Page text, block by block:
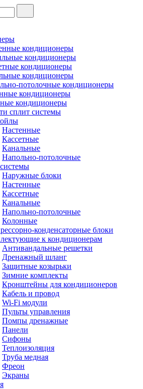
кондиционеры
кондиционеры
кондиционеры
кондиционеры
потолочные кондиционеры
кондиционеры
кондиционеры
сплит системы
Настенные
Кассетные
Канальные
Напольно-потолочные
Наружные блоки
Настенные
Кассетные
Канальные
Напольно-потолочные
Колонные
конденсаторные блоки
к кондиционерам
Антивандальные решетки
Дренажный шланг
Защитные козырьки
Зимние комплекты
Кронштейны для кондиционеров
Кабель и провод
Wi-Fi модули
Пульты управления
Помпы дренажные
Панели
Сифоны
Теплоизоляция
Труба медная
Фреон
Экраны